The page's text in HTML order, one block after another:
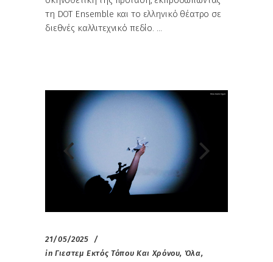
τη DOT Ensemble και το ελληνικό θέατρο σε
διεθνές καλλιτεχνικό πεδίο.
21/05/2025
in Γιεστεμ Εκτός Τόπου Και Χρόνου, Όλα,